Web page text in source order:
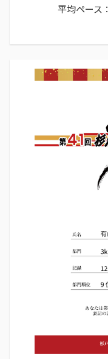
平均ペース：